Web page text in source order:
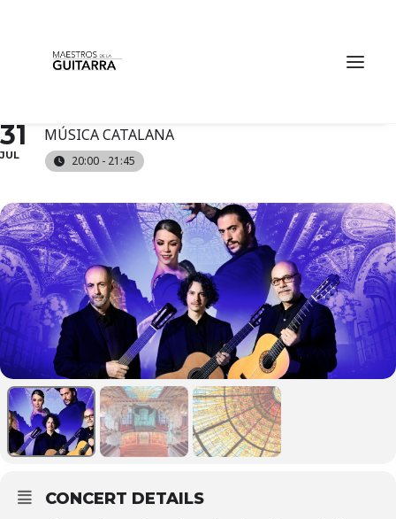
TICKETS
TRIO & DANCE
31
JUL
MÚSICA CATALANA
20:00 - 21:45
CONCERT DETAILS